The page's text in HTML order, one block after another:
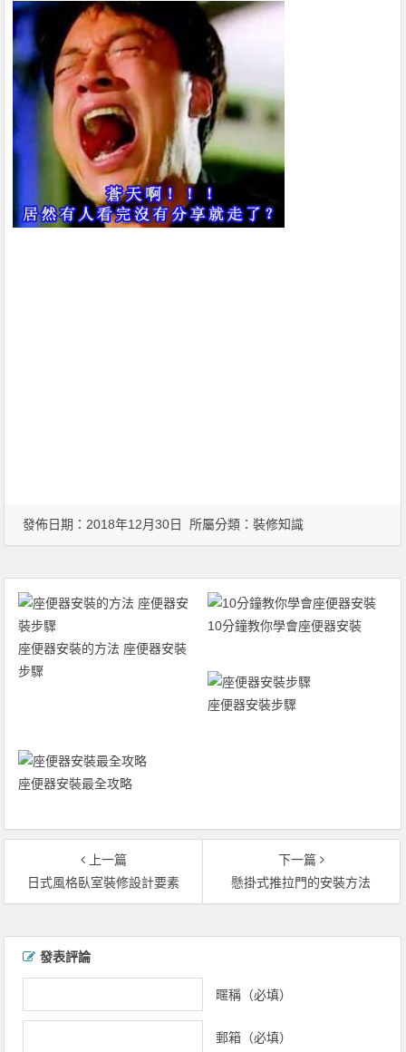
發佈日期：2018年12月30日 所屬分類：裝修知識
座便器安裝的方法 座便器安裝
步驟
10分鐘教你學會座便器安裝
座便器安裝步驟
座便器安裝最全攻略
上一篇
日式風格臥室裝修設計要素
下一篇
懸掛式推拉門的安裝方法
發表評論
暱稱（必填）
郵箱（必填）